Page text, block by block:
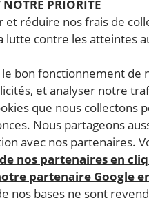
NOTRE PRIORITÉ
et réduire nos frais de
lutte contre les atteintes
bon fonctionnement de
et analyser notre
que nous collectons
Nous partageons
avec nos partenaires.
nos partenaires en
partenaire Google
nos bases ne sont